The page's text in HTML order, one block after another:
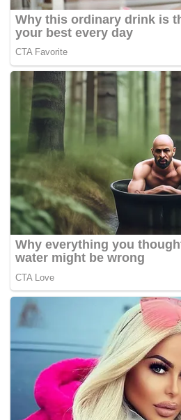
ada perancangan atau apa
menjalankan tugas mengikut
prosedur yang ada,” tegas beliau
Beliau berkata demikian sebagai
pihak tertentu yang mengatakan
ke atas enam individu berkenaan
Menjelaskan lanjut, Jadsadavit
tangkapan dibuat, pegawai dan
bahagian narkotik tidak
di dalam bilik berkenaan.
Jadsadavit turut memaklumkan,
bilik hotel berkenaan turut
yang disorok di dalam bilik air.
Beliau turut menafikan dakwaan
yang melarikan diri sebelum
yang dimaklumkan oleh ahli
Menyentuh perkembangan
penjara Narathiwat, beliau
sedang menunggu laporan